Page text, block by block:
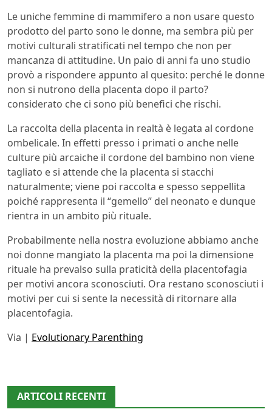
Le uniche femmine di mammifero a non usare questo
prodotto del parto sono le donne, ma sembra più per
motivi culturali stratificati nel tempo che non per
mancanza di attitudine. Un paio di anni fa uno studio
provò a rispondere appunto al quesito: perché le donne
non si nutrono della placenta dopo il parto?
considerato che ci sono più benefici che rischi.
La raccolta della placenta in realtà è legata al cordone
ombelicale. In effetti presso i primati o anche nelle
culture più arcaiche il cordone del bambino non viene
tagliato e si attende che la placenta si stacchi
naturalmente; viene poi raccolta e spesso seppellita
poiché rappresenta il “gemello” del neonato e dunque
rientra in un ambito più rituale.
Probabilmente nella nostra evoluzione abbiamo anche
noi donne mangiato la placenta ma poi la dimensione
rituale ha prevalso sulla praticità della placentofagia
per motivi ancora sconosciuti. Ora restano sconosciuti i
motivi per cui si sente la necessità di ritornare alla
placentofagia.
Via | Evolutionary Parenthing
ARTICOLI RECENTI